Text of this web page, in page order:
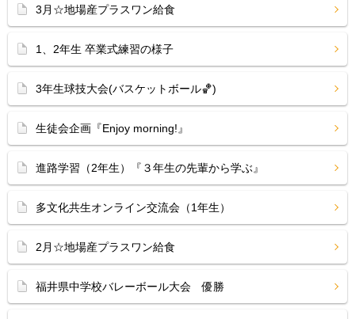
3月☆地場産プラスワン給食
1、2年生 卒業式練習の様子
3年生球技大会(バスケットボール🏀)
生徒会企画『Enjoy morning!』
進路学習（2年生）『３年生の先輩から学ぶ』
多文化共生オンライン交流会（1年生）
2月☆地場産プラスワン給食
福井県中学校バレーボール大会 優勝